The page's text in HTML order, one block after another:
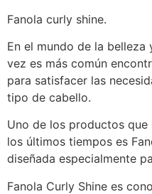
Fanola curly shine.
En el mundo de la
vez es más común
para satisfacer las
tipo de cabello.
Uno de los productos
los últimos tiempos es
diseñada especialmente
Fanola Curly Shine es